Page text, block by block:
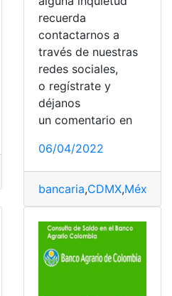
,España,Pasos
recuerda
contactarnos a
través de nuestras
redes sociales,
o regístrate y
déjanos
un comentario en
06/04/2022
bancaria,CDMX,México